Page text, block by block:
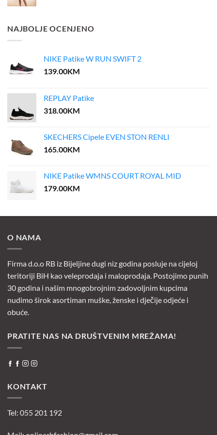
60.00KM.
NAJBOLJE OCENJENO
NIKE Patike W RUN SWIFT 2
139.00KM
REPLAY Patike
318.00KM
SKECHERS Cipele EVEN STON RENLI
165.00KM
NIKE Patike WMNS COURT ROYAL MID
179.00KM
O NAMA
Firma d.o.o RB iz Bijeljine dugi niz godina posluje na cijeloj
teritoriji BiH kao veleprodaja i maloprodaja. Postojimo punih
30 godina i našim mnogobrojnim zadovoljnim kupcima
nudimo širok asortiman muške, ženske i dječije odjeće i
obuće.
PRATITE NAS NA DRUŠTVENIM MREŽAMA!
KONTAKT
Tel: 055 201 192